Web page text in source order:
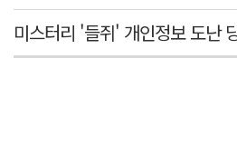
미스터리 '들쥐' 개인정보 도난